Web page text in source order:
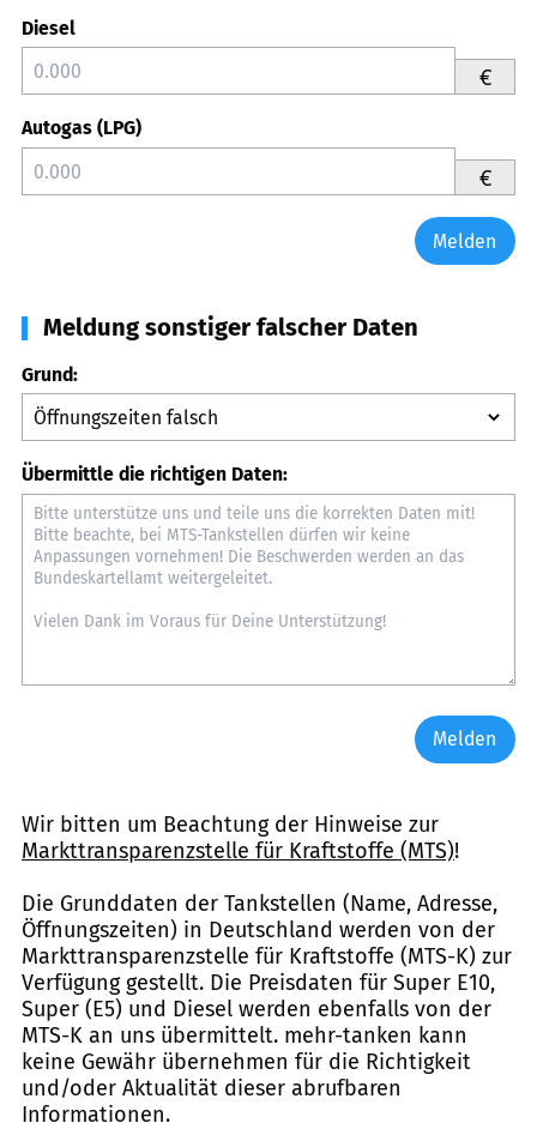
Diesel
€
Autogas (LPG)
€
Melden
Meldung sonstiger falscher Daten
Grund:
Übermittle die richtigen Daten:
Melden
Wir bitten um Beachtung der Hinweise zur
Markttransparenzstelle für Kraftstoffe (MTS)!
Die Grunddaten der Tankstellen (Name, Adresse,
Öffnungszeiten) in Deutschland werden von der
Markttransparenzstelle für Kraftstoffe (MTS-K) zur
Verfügung gestellt. Die Preisdaten für Super E10,
Super (E5) und Diesel werden ebenfalls von der
MTS-K an uns übermittelt. mehr-tanken kann
keine Gewähr übernehmen für die Richtigkeit
und/oder Aktualität dieser abrufbaren
Informationen.